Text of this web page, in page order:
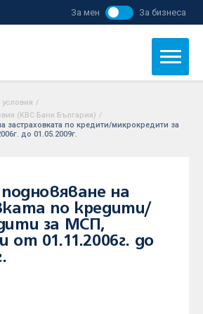
За мен За бизнеса
/
(KBC Банк България) /
застраховката по кредити/микрокредити за
до 01.05.2009г.
на
по кредити/
за МСП,
от 01.11.2006г. до